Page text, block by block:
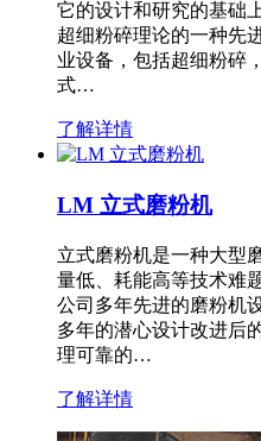
它的设计和研究的基础
超细粉碎理论的一种先
业设备，包括超细粉碎
式…
了解详情
LM 立式磨粉机
立式磨粉机是一种大型
量低、耗能高等技术难
公司多年先进的磨粉机
多年的潜心设计改进后
理可靠的…
了解详情